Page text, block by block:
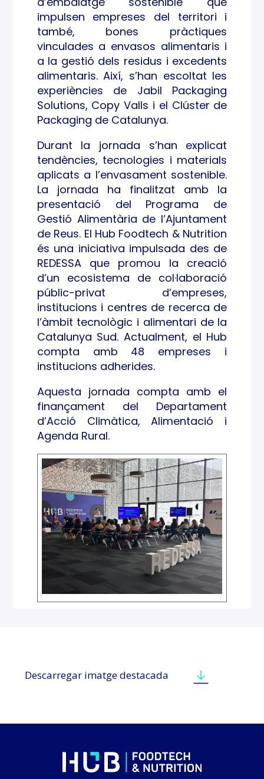
RITI
ON
impulsen empreses del territori i
també, bones pràctiques
vinculades a envasos alimentaris i
a la gestió dels residus i excedents
alimentaris. Així, s’han escoltat les
experiències de Jabil Packaging
Solutions, Copy Valls i el Clúster de
Packaging de Catalunya.
Durant la jornada s’han explicat
tendències, tecnologies i materials
aplicats a l’envasament sostenible.
La jornada ha finalitzat amb la
presentació del Programa de
Gestió Alimentària de l’Ajuntament
de Reus. El Hub Foodtech & Nutrition
és una iniciativa impulsada des de
REDESSA que promou la creació
d’un ecosistema de col·laboració
públic-privat d’empreses,
institucions i centres de recerca de
l’àmbit tecnològic i alimentari de la
Catalunya Sud. Actualment, el Hub
compta amb 48 empreses i
institucions adherides.
Aquesta jornada compta amb el
finançament del Departament
d’Acció Climàtica, Alimentació i
Agenda Rural.
Descarregar imatge destacada